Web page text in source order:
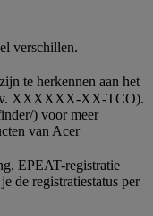
verschillen.
te herkennen aan het
XXXXXX-XX-TCO).
) voor meer
van Acer
EPEAT-registratie
de registratiestatus per